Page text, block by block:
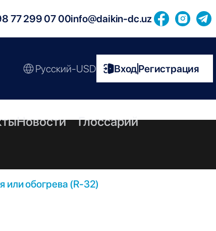
77 299 07 00info@daikin-dc.uz
Русский-USD ВходРегистрация
Новости Глоссарий
или обогрева (R-32)